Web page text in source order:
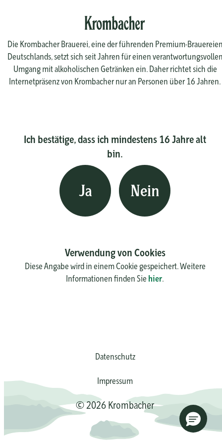
Die Krombacher Brauerei, eine der führenden Premium-
Deutschlands, setzt sich seit Jahren für einen
Umgang mit alkoholischen Getränken ein. Daher richtet sich die
Internetpräsenz von Krombacher nur an Personen über 16 Jahren.
Ich bestätige, dass ich mindestens 16 Jahre alt
bin.
Ja Nein
Verwendung von Cookies
Diese Angabe wird in einem Cookie gespeichert. Weitere
Informationen finden Sie hier.
Datenschutz
Impressum
© 2026 Krombacher